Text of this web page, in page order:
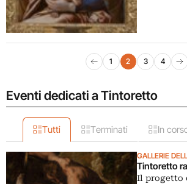
Navigazione articoli
Pagina precedente
1 2 3 4
Pagina
Eventi dedicati a Tintoretto
Tutti Terminati In
GALLERIE
Tintoretto
Il progetto